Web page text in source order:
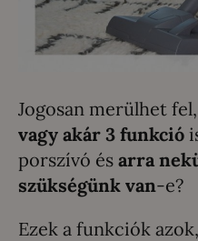
Jogosan merülhet
vagy akár 3 funkció
porszívó és arra
szükségünk van-e?
Ezek a funkciók